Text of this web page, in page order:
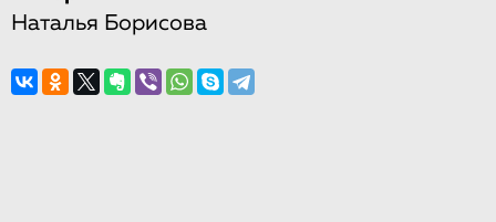
Наталья Борисова